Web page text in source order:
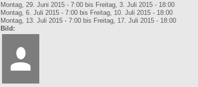
Montag, 29. Juni 2015 - 7:00 bis Freitag, 3. Juli 2015 - 18:00
Montag, 6. Juli 2015 - 7:00 bis Freitag, 10. Juli 2015 - 18:00
Montag, 13. Juli 2015 - 7:00 bis Freitag, 17. Juli 2015 - 18:00
Bild: